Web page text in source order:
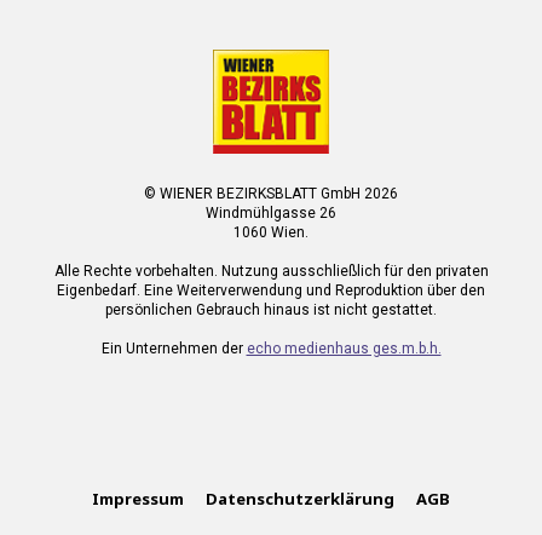
© WIENER BEZIRKSBLATT GmbH 2026
Windmühlgasse 26
1060 Wien.
Alle Rechte vorbehalten. Nutzung ausschließlich für den privaten
Eigenbedarf. Eine Weiterverwendung und Reproduktion über den
persönlichen Gebrauch hinaus ist nicht gestattet.
Ein Unternehmen der echo medienhaus ges.m.b.h.
Impressum Datenschutzerklärung AGB